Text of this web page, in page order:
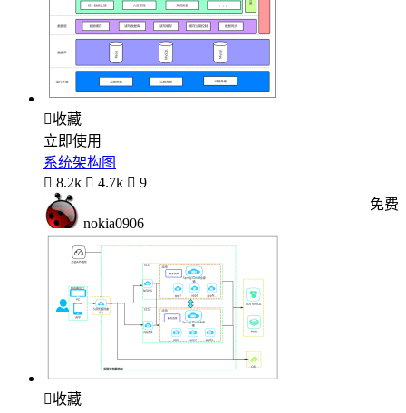
收藏
立即使用
系统架构图
 8.2k  4.7k  9
nokia0906
免费
收藏